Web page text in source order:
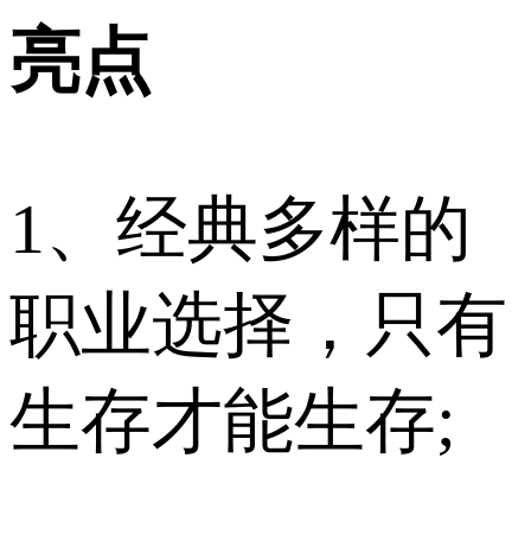
亮点
1、经典多样的
职业选择，只有
生存才能生存;